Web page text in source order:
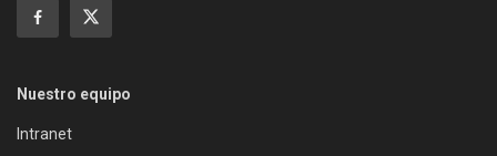
Nuestro equipo
Intranet